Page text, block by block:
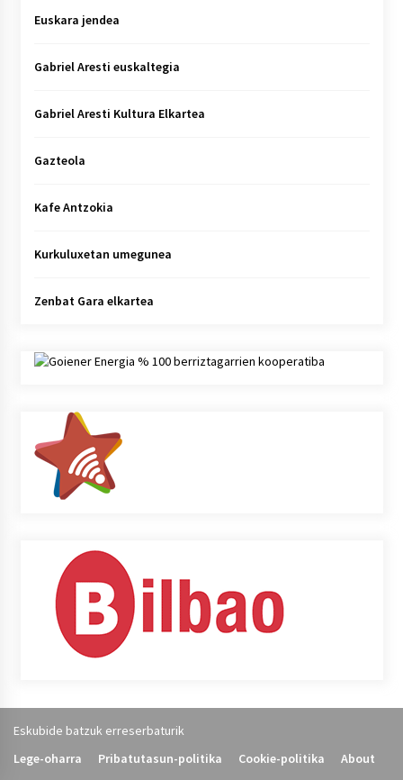
Euskara jendea
Gabriel Aresti euskaltegia
Gabriel Aresti Kultura Elkartea
Gazteola
Kafe Antzokia
Kurkuluxetan umegunea
Zenbat Gara elkartea
Eskubide batzuk erreserbaturik
Lege-oharra
Pribatutasun-politika Cookie-politika About